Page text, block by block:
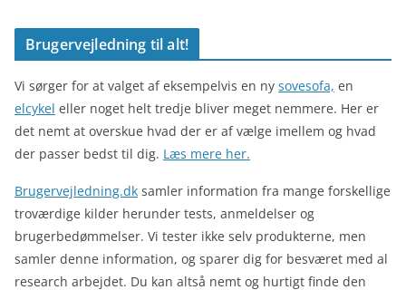
Brugervejledning til alt!
Vi sørger for at valget af eksempelvis en ny sovesofa, en
elcykel eller noget helt tredje bliver meget nemmere. Her er
det nemt at overskue hvad der er af vælge imellem og hvad
der passer bedst til dig. Læs mere her.
Brugervejledning.dk samler information fra mange forskellige
troværdige kilder herunder tests, anmeldelser og
brugerbedømmelser. Vi tester ikke selv produkterne, men
samler denne information, og sparer dig for besværet med al
research arbejdet. Du kan altså nemt og hurtigt finde den